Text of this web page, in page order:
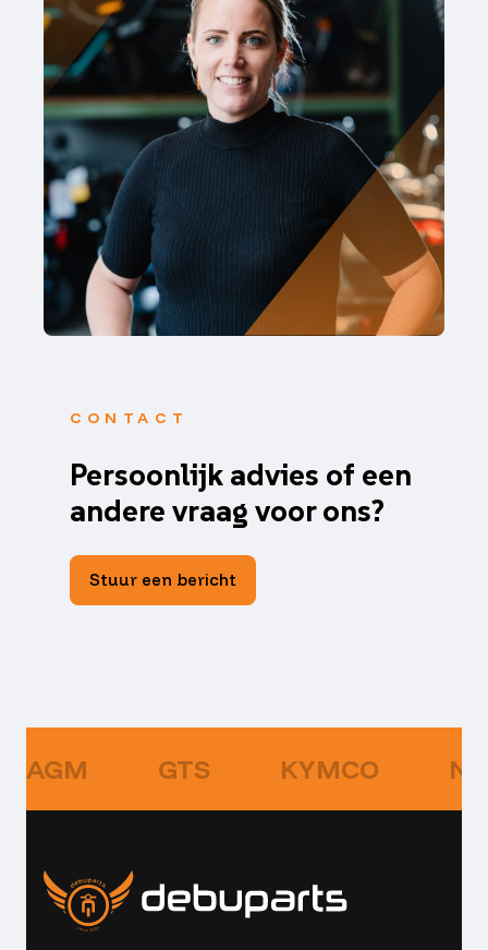
CONTACT
Persoonlijk advies of een
andere vraag voor ons?
Stuur een bericht
AGM GTS KYMCO